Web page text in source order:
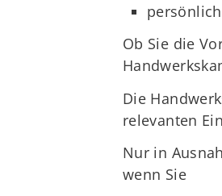
Ob Sie die
Die
relevanten
Nur in
wenn Sie